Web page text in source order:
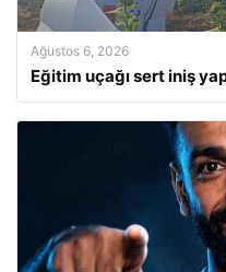
Ağustos 6, 2026
Eğitim uçağı sert iniş